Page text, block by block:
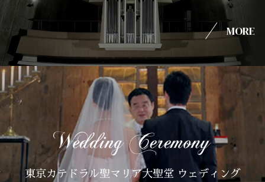
MORE
東京カテドラル聖マリア大聖堂 ウェディング